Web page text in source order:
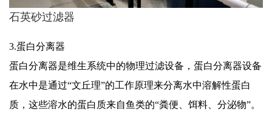
石英砂过滤器
3.蛋白分离器
蛋白分离器是维生系统中的物理过滤设备，蛋白分离器设备
在水中是通过“文丘理”的工作原理来分离水中溶解性蛋白
质，这些溶水的蛋白质来自鱼类的“粪便、饵料、分泌物”。